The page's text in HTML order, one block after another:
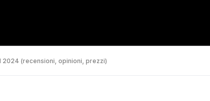
2024 (recensioni, opinioni, prezzi)